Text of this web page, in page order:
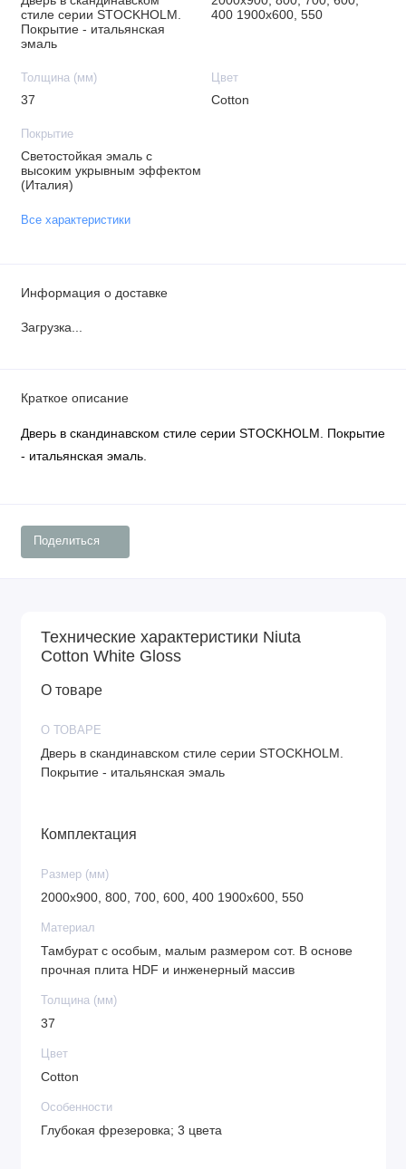
стиле серии STOCKHOLM.
Покрытие - итальянская
эмаль
400 1900х600, 550
Толщина (мм)
37
Цвет
Cotton
Покрытие
Светостойкая эмаль с
высоким укрывным эффектом
(Италия)
Все характеристики
Информация о доставке
Загрузка...
Краткое описание
Дверь в скандинавском стиле серии STOCKHOLM. Покрытие
- итальянская эмаль.
Поделиться
Технические характеристики Niuta
Cotton White Gloss
О товаре
О ТОВАРЕ
Дверь в скандинавском стиле серии STOCKHOLM.
Покрытие - итальянская эмаль
Комплектация
Размер (мм)
2000х900, 800, 700, 600, 400 1900х600, 550
Материал
Тамбурат с особым, малым размером сот. В основе
прочная плита HDF и инженерный массив
Толщина (мм)
37
Цвет
Cotton
Особенности
Глубокая фрезеровка; 3 цвета